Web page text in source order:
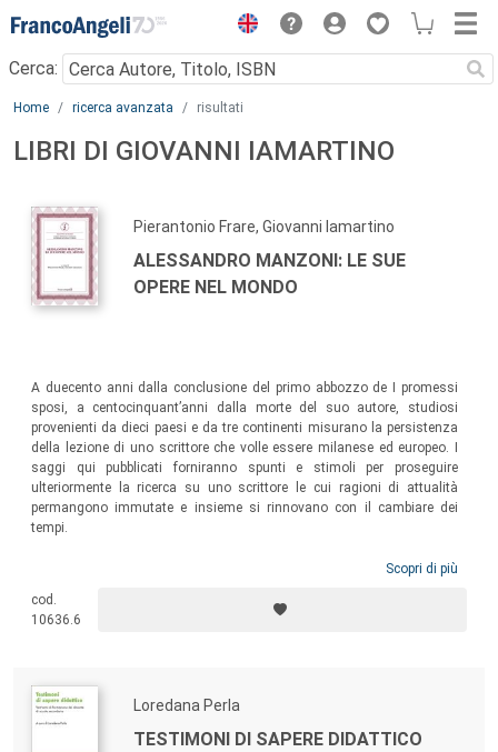
Menu
Cerca:
Main content
Home ricerca avanzata risultati
LIBRI DI GIOVANNI IAMARTINO
Pierantonio Frare, Giovanni Iamartino
ALESSANDRO MANZONI: LE SUE
OPERE NEL MONDO
A duecento anni dalla conclusione del primo abbozzo de I promessi
sposi, a centocinquant’anni dalla morte del suo autore, studiosi
provenienti da dieci paesi e da tre continenti misurano la persistenza
della lezione di uno scrittore che volle essere milanese ed europeo. I
saggi qui pubblicati forniranno spunti e stimoli per proseguire
ulteriormente la ricerca su uno scrittore le cui ragioni di attualità
permangono immutate e insieme si rinnovano con il cambiare dei
tempi.
Scopri di più
cod.
10636.6
Loredana Perla
TESTIMONI DI SAPERE DIDATTICO